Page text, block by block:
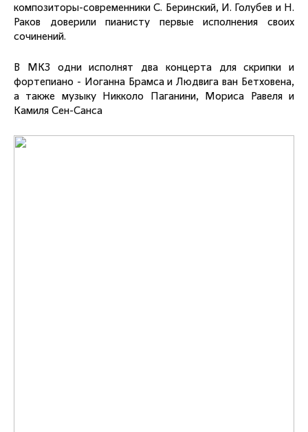
композиторы-современники С. Беринский, И. Голубев и Н.
Раков доверили пианисту первые исполнения своих
сочинений.
В МКЗ одни исполнят два концерта для скрипки и
фортепиано - Иоганна Брамса и Людвига ван Бетховена,
а также музыку Никколо Паганини, Мориса Равеля и
Камиля Сен-Санса